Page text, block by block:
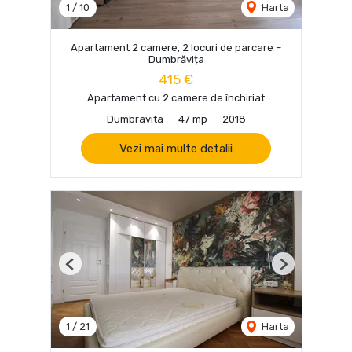
1 / 10 Harta
Apartament 2 camere, 2 locuri de parcare –
Dumbrăvița
415 €
Apartament cu 2 camere de închiriat
Dumbravita
47 mp 2018
Vezi mai multe detalii
1 / 21 Harta
Previous Next